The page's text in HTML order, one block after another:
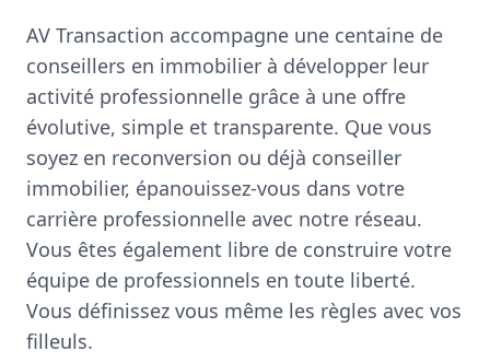
AV Transaction accompagne une centaine de
conseillers en immobilier à développer leur
activité professionnelle grâce à une offre
évolutive, simple et transparente. Que vous
soyez en reconversion ou déjà conseiller
immobilier, épanouissez-vous dans votre
carrière professionnelle avec notre réseau.
Vous êtes également libre de construire votre
équipe de professionnels en toute liberté.
Vous définissez vous même les règles avec vos
filleuls.